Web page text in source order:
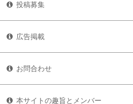
投稿募集
広告掲載
お問合わせ
本サイトの趣旨とメンバー